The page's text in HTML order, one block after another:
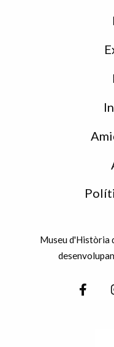
Museu d'Història